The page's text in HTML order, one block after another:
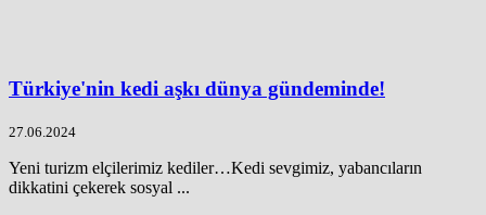
Türkiye'nin kedi aşkı dünya gündeminde!
27.06.2024
Yeni turizm elçilerimiz kediler…Kedi sevgimiz, yabancıların
dikkatini çekerek sosyal ...